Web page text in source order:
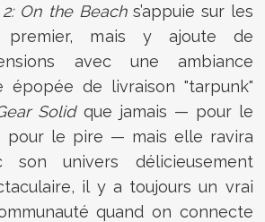
On the Beachs’appuie sur les
premier, mais y ajoute de
avec une ambiance
épopée de livraison "tarpunk"
Solidque jamais — pour le
pour le pire — mais elle ravira
son univers délicieusement
il y a toujours un vrai
quand on connecte